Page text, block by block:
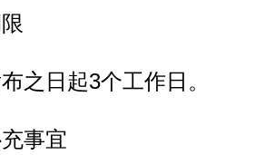
日起3个工作日。
事宜